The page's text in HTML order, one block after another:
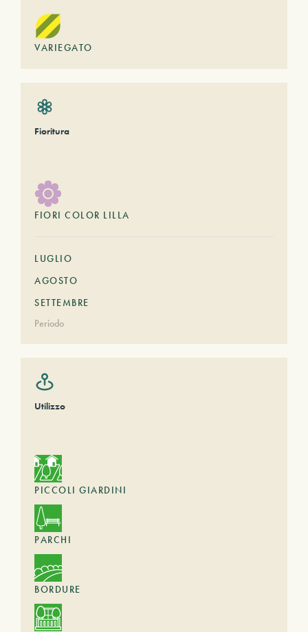
VARIEGATO
Fioritura
FIORI COLOR LILLA
LUGLIO
AGOSTO
SETTEMBRE
Periodo
Utilizzo
PICCOLI GIARDINI
PARCHI
BORDURE